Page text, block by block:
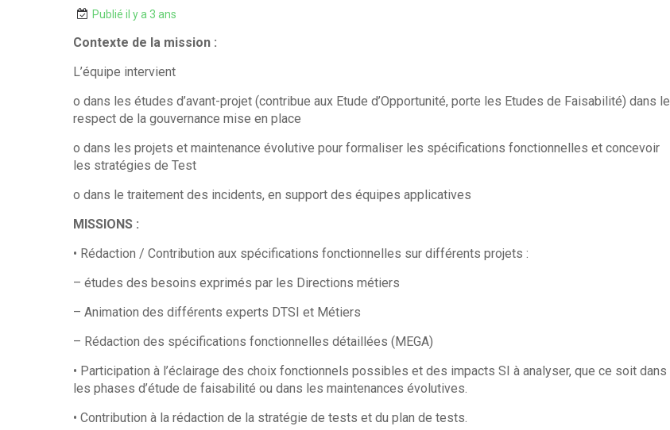
Publié il y a 3 ans
Contexte de la mission :
L’équipe intervient
o dans les études d’avant-projet (contribue aux Etude d’Opportunité, porte les Etudes de Faisabilité) dans le
respect de la gouvernance mise en place
o dans les projets et maintenance évolutive pour formaliser les spécifications fonctionnelles et concevoir
les stratégies de Test
o dans le traitement des incidents, en support des équipes applicatives
MISSIONS :
• Rédaction / Contribution aux spécifications fonctionnelles sur différents projets :
– études des besoins exprimés par les Directions métiers
– Animation des différents experts DTSI et Métiers
– Rédaction des spécifications fonctionnelles détaillées (MEGA)
• Participation à l’éclairage des choix fonctionnels possibles et des impacts SI à analyser, que ce soit dans
les phases d’étude de faisabilité ou dans les maintenances évolutives.
• Contribution à la rédaction de la stratégie de tests et du plan de tests.